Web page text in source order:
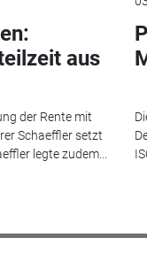
aus
der Rente mit
Schaeffler setzt
legte zudem...